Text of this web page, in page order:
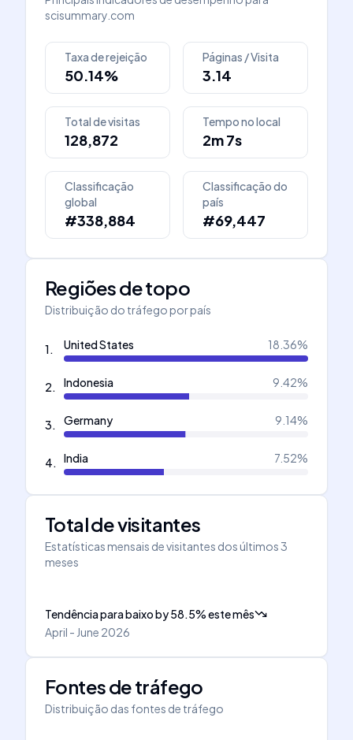
scisummary.com
Taxa de rejeição
50.14%
Páginas / Visita
3.14
Total de visitas
128,872
Tempo no local
2m 7s
Classificação
global
#338,884
Classificação do
país
#69,447
Regiões de topo
Distribuição do tráfego por país
1. United States 18.36%
2. Indonesia 9.42%
3. Germany 9.14%
4. India 7.52%
Total de visitantes
Estatísticas mensais de visitantes dos últimos 3
meses
Tendência para baixoby58.5%este mês
April - June 2026
Fontes de tráfego
Distribuição das fontes de tráfego